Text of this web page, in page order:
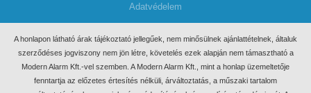
Adatvédelem
A honlapon látható árak tájékoztató jellegűek, nem minősülnek ajánlattételnek, általuk
szerződéses jogviszony nem jön létre, követelés ezek alapján nem támasztható a
Modern Alarm Kft.-vel szemben. A Modern Alarm Kft., mint a honlap üzemeltetője
fenntartja az előzetes értesítés nélküli, árváltoztatás, a műszaki tartalom